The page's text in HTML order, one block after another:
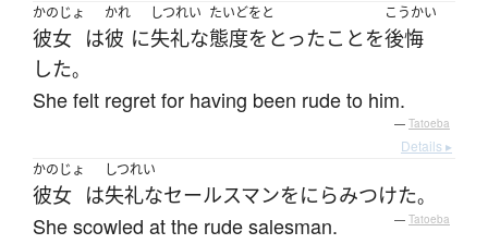
かのじょ
彼女 は
かれ
彼 に
しつれい
失礼な
たいどをと
態度をとったことを
こうかい
後悔
した。
She felt regret for having been rude to him.
— Tatoeba
Details ▸
かのじょ
彼女 は
しつれい
失礼なセールスマンをにらみつけた。
She scowled at the rude salesman. — Tatoeba